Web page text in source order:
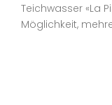
Teichwasser «La
Möglichkeit,